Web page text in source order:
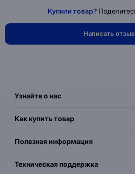
Купили товар?
Написать отзыв
Узнайте о нас
Как купить товар
Полезная информация
Техническая поддержка